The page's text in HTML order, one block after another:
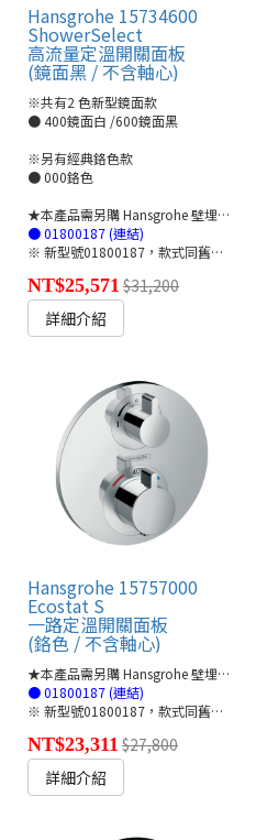
Hansgrohe 15734600
ShowerSelect
高流量定溫開關面板
(鏡面黑 / 不含軸心)
※共有2 色新型鏡面款
● 400鏡面白 /600鏡面黑
※另有經典鉻色款
● 000鉻色
★本產品需另購 Hansgrohe 壁埋軸心管線盒ibox🔗
● 01800187 (連結)
※ 新型號01800187，款式同舊型號01800180
NT$25,571 $31,200
詳細介紹
Hansgrohe 15757000
Ecostat S
一路定溫開關面板
(鉻色 / 不含軸心)
★本產品需另購 Hansgrohe 壁埋軸心管線盒ibox🔗
● 01800187 (連結)
※ 新型號01800187，款式同舊型號01800180
NT$23,311 $27,800
詳細介紹